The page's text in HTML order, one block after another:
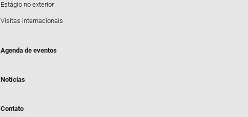
Estágio no exterior
Visitas internacionais
Agenda de eventos
Notícias
Contato